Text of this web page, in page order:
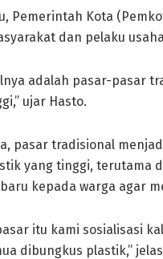
Pemerintah Kota
dan pelaku
adalah pasar-pasar
ujar Hasto.
pasar tradisional
yang tinggi, terutama
kepada warga agar
itu kami sosialisasi
dibungkus plastik,”